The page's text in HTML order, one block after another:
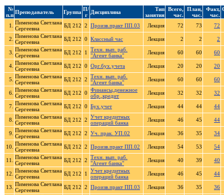
№
п.п Преподаватель Группа П/
г
Дисциплина
Тип
занятия
Всего,
час.
План,
час.
Факт,
час.
1.
Пименова Светлана
Сергеевна
БД 212 2 Произв.практ ПП.03 Лекция 72 73 72
2. Пименова Светлана
Сергеевна
БД 212 0 Классный час Лекция 2 2 2
3. Пименова Светлана
Сергеевна
БД 212 1
Техн. вып. раб.
"Агент банка"
Лекция 60 60 60
4. Пименова Светлана
Сергеевна
БД 212 0 Орг.бух.учета Лекция 20 20 20
5. Пименова Светлана
Сергеевна
БД 212 2 Техн. вып. раб.
"Агент банка"
Лекция 60 60 60
6. Пименова Светлана
Сергеевна
БД 212 0 Финансы,денежное
обр.,кредит
Лекция 32 32 32
7. Пименова Светлана
Сергеевна
БД 212 0 Бух.учет Лекция 44 44 44
8. Пименова Светлана
Сергеевна
БД 212 2 Учет кредитных
операций банка
Лекция 46 45 44
9. Пименова Светлана
Сергеевна
БД 212 2 Уч. прак. УП.02 Лекция 36 35 34
10. Пименова Светлана
Сергеевна
БД 212 2 Произв.практ ПП.02 Лекция 54 53 54
11.
Пименова Светлана
Сергеевна
БД 212 2 Техн. вып. раб.
"Агент банка"
Лекция 40 39 40
12. Пименова Светлана
Сергеевна
БД 212 1
Учет кредитных
операций банка
Лекция 46 45 44
13. Пименова Светлана
Сергеевна
БД 212 2 Произв.практ ПП.03 Лекция 36 35 36